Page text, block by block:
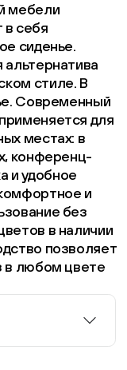
мебели
в себя
сиденье.
стиле. В
Современный
для
местах: в
конференц-
и удобное
и
без
в наличии
позволяет
в любом цвете